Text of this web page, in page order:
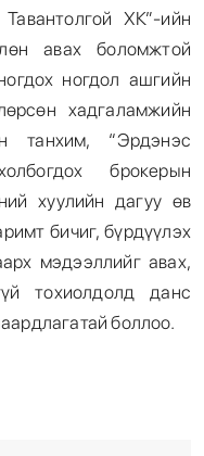
ХК”-ийн
авах боломжтой
ногдол ашгийн
хадгаламжийн
танхим, “Эрдэнэс
брокерын
хуулийн дагуу өв
бичиг, бүрдүүлэх
мэдээллийг авах,
тохиолдолд данс
боллоо.